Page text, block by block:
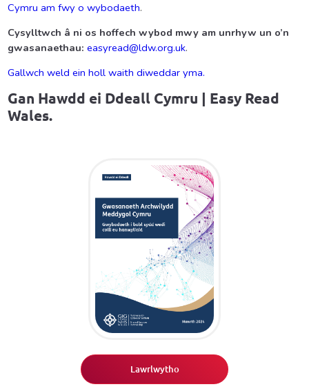
Cymru am fwy o wybodaeth.
Cysylltwch â ni os hoffech wybod mwy am unrhyw un o’n
gwasanaethau: easyread@ldw.org.uk.
Gallwch weld ein holl waith diweddar yma.
Gan Hawdd ei Ddeall Cymru | Easy Read
Wales.
Lawrlwytho